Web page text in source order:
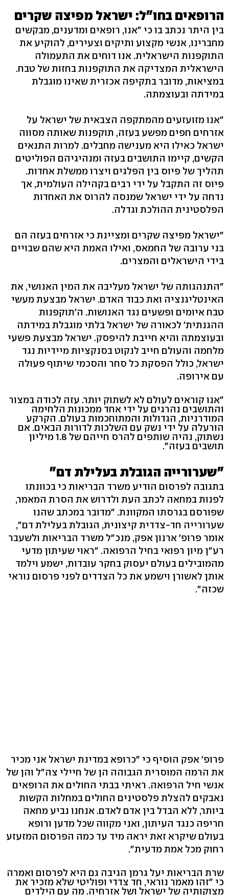
הרופאים בחו"ל: ישראל מפיצה שקרים
בין היתר נכתב בו כי "אנו, רופאים ומדענים, מבקשים
מחברינו, אנשי מקצוע ותיקים וצעירים, להוקיע את
התוקפנות הישראלית. אנו דוחים את התעמולה
הישראלית המצדיקה את התוקפנות בחזות של טבח.
במציאות, מדובר בתקיפה אכזרית שאינו מוגבלת
במידתה ובעוצמתה.
"אנו מזועזעים מהמתקפה הצבאית של ישראל על
אזרחים חפים מפשע בעזה, תוקפנות שאותה מסווה
ישראל כאילו היא מענישה מחבלים. למרות התנאים
הקשים, קיימו התושבים בעזה ומנהיגיהם הפוליטים
תהליך של פיוס בין הפלגים ויצרו ממשלת אחדות.
פיוס זה התקבל על ידי רבים בקהילה העולמית, אך
נדחה על ידי ישראל שמנסה להרוס את האחדות
הפלסטינית ההולכת וגדלה.
"ישראל מפיצה שקרים ומציינת כי אזרחים בעזה הם
בני ערובה של החמאס, ואילו האמת היא שהם שבויים
בידי הישראלים והמצרים.
"התנהגותה של ישראל מעליבה את המין האנושי, את
האינטליגנציה ואת כבוד האדם. ישראל מבצעת מעשי
טבח איומים ופשעים נגד האנושות. ה'תוקפנות
ההגנתית' לכאורה של ישראל בלתי מוגבלת במידתה
ובעוצמתה והיא חייבת להיפסק. ישראל מבצעת פשעי
מלחמה והעולם חייב לנקוט בסנקציות מיידיות נגד
ישראל, כולל הפסקת כל סחר והסכמי שיתוף פעולה
עם אירופה.
"אנו קוראים לעולם לא לשתוק יותר. עזה לכודה במצור
והתושבים נהרגים על ידי אחד ממכונות הלחימה
המודרניות, הגדולות והמתוחכמות בעולם. הקרקע
הורעלה על ידי נשק עם השלכות לדורות הבאים. אם
נשתוק, נהיה שותפים להרס חייהם של 1.8 מיליון
תושבים בעזה".
"שערורייה הגובלת בעלילת דם"
בתגובה לפרסום הודיע משרד הבריאות כי בכוונתו
לפנות במחאה לכתב העת ולדרוש את הסרת המאמר,
שפורסם בגרסתו המקוונת. "מדובר במכתב שהנו
שערורייה חד-צדדית קיצונית, הגובלת בעלילת דם",
אומר פרופ' ארנון אפק, מנכ"ל משרד הבריאות ולשעבר
רע"ן מיון רפואי בחיל הרפואה. "ראוי שעיתון מדעי
מהמובילים בעולם יעסוק בחקר עובדות, ישמע וילמד
אותן לאשורן וישמע את כל הצדדים לפני פרסום נוראי
שכזה".
פרופ' אפק הוסיף כי "כרופא במדינת ישראל אני מכיר
את הרמה המוסרית הגבוהה הן של חיילי צה"ל והן של
אנשי חיל הרפואה. ראיתי בבתי החולים את הרופאים
נאבקים להצלת פלסטינים החולים במחלות הקשות
ביותר, ללא הבדל בין אדם לאדם. אנחנו נביע מחאה
חריפה כנגד העיתון, ואני מקווה שכל מדען ורופא
בעולם שיקרא זאת יראה מיד עד כמה הפרסום המזעזע
רחוק מכל אמת מדעית".
שרת הבריאות יעל גרמן הגיבה גם היא לפרסום ואמרה
כי "זהו מאמר נוראי, חד צדדי ופוליטי שלא מזכיר את
מצוקותיה של ישראל ושל אזרחיה. מה עם הילדים